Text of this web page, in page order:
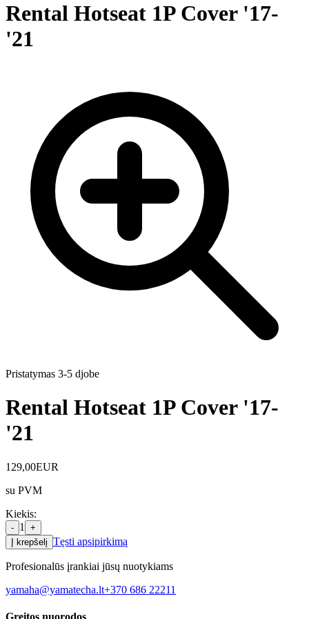
Rental Hotseat 1P Cover '17-
'21
Pristatymas 3-5 djobe
Rental Hotseat 1P Cover '17-
'21
129,00EUR
su PVM
Kiekis:
- 1
+
Į krepšelį Tęsti apsipirkimą
Profesionalūs įrankiai jūsų nuotykiams
yamaha@yamatecha.lt+370 686 22211
Greitos nuorodos